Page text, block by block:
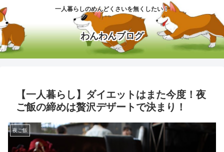
一人暮らしのめんどくさいを無くしたい！
わんわんブログ
【一人暮らし】ダイエットはまた今度！夜
ご飯の締めは贅沢デザートで決まり！
夜ご飯